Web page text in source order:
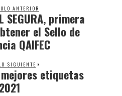
ANTERIOR
SEGURA, primera
el Sello de
QAIFEC
SIGUIENTE
etiquetas
2021